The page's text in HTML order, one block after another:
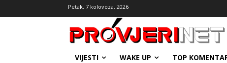
Petak, 7 kolovoza, 2026
VIJESTI WAKE UP TOP